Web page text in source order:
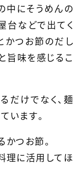
中にそうめんの
台などで出てく
かつお節のだし
旨味を感じるこ
だけでなく、麺
います。
つお節。
理に活用してほ